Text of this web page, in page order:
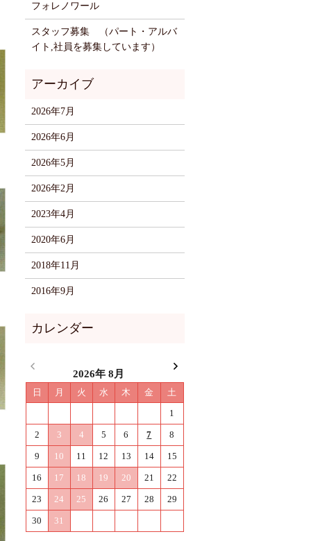
フォレノワール
スタッフ募集 （パート・アルバ
イト,社員を募集しています）
2026年7月
2026年6月
2026年5月
2026年2月
2023年4月
2020年6月
2018年11月
2016年9月
2026年 8月
日 月 火 水 木 金
土
1
2 3 4 5 6 7 8
9 10 11 12 13 14 15
16 17 18 19 20 21 22
23 24 25 26 27 28 29
30 31